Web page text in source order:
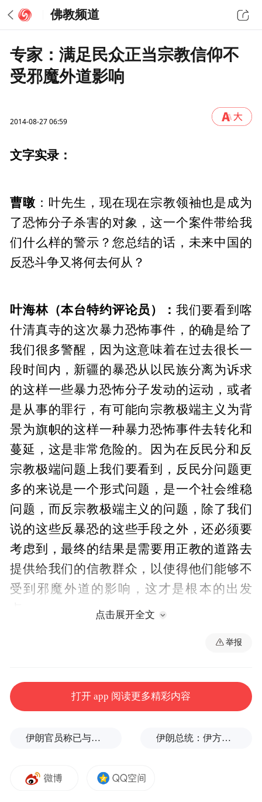
佛教频道
专家：满足民众正当宗教信仰不
受邪魔外道影响
2014-08-27 06:59
文字实录：
曹暾 ：叶先生，现在现在宗教领袖也是成为
了恐怖分子杀害的对象，这一个案件带给我
们什么样的警示？您总结的话，未来中国的
反恐斗争又将何去何从？
叶海林（本台特约评论员）： 我们要看到喀
什清真寺的这次暴力恐怖事件，的确是给了
我们很多警醒，因为这意味着在过去很长一
段时间内，新疆的暴恐从以民族分离为诉求
的这样一些暴力恐怖分子发动的运动，或者
是从事的罪行，有可能向宗教极端主义为背
景为旗帜的这样一种暴力恐怖事件去转化和
蔓延，这是非常危险的。因为在反民分和反
宗教极端问题上我们要看到，反民分问题更
多的来说是一个形式问题，是一个社会维稳
问题，而反宗教极端主义的问题，除了我们
说的这些反暴恐的这些手段之外，还必须要
考虑到，最终的结果是需要用正教的道路去
提供给我们的信教群众，以使得他们能够不
受到邪魔外道的影响，这才是根本的出发
何去满足当地民众的正当的宗教信仰。信仰
正常的主流的温和的宗教的人越多，实际上
反对暴恐势力的人就会越多，在这个问题上
点击展开全文
举报
打开 app 阅读更多精彩内容
伊朗官员称已与阿曼就霍尔木兹海峡通行问题明确总体框架 伊朗总统：伊方未在涉谅解备忘录的谈判中作任何让步